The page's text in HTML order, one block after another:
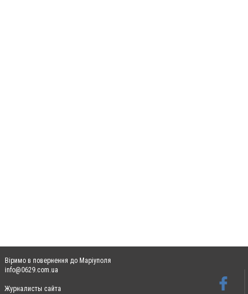
Віримо в повернення до Маріуполя
info@0629.com.ua
Журналисты сайта